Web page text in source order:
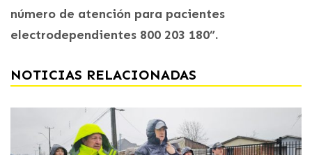
número de atención para pacientes
electrodependientes 800 203 180”.
NOTICIAS RELACIONADAS